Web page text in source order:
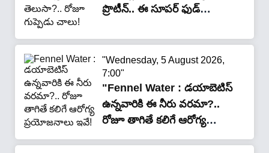
ప్రొటీన్.. ఈ సూపర్ ఫుడ్
చాలు!"
"Wednesday, 5 August 2026,
7:00"
"Fennel Water : డయాబెటిస్
ఉన్నవారికి ఈ నీరు వరమా?..
రోజూ తాగితే కలిగే ఆరోగ్య
ప్రయోజనాలు ఇవే!"